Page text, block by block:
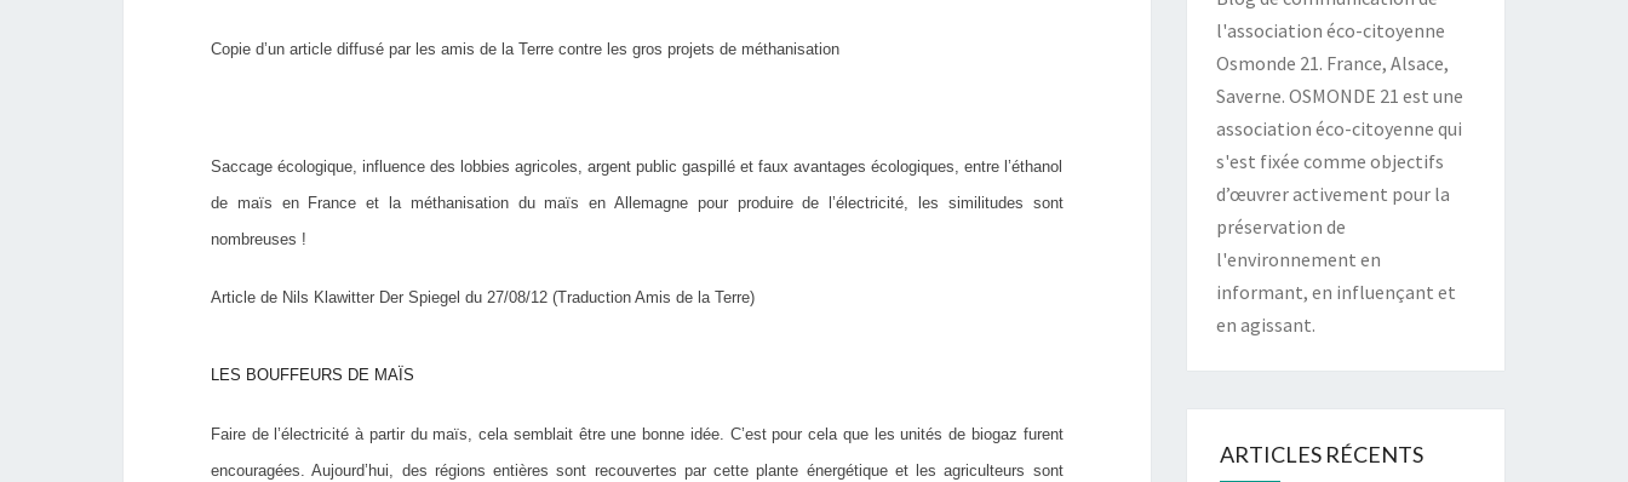
NE
Copie d’un article diffusé par les amis de la Terre contre les gros projets de méthanisation
Saccage écologique, influence des lobbies agricoles, argent public gaspillé et faux avantages écologiques, entre l’éthanol
de maïs en France et la méthanisation du maïs en Allemagne pour produire de l’électricité, les similitudes sont
nombreuses !
Article de Nils Klawitter Der Spiegel du 27/08/12 (Traduction Amis de la Terre)
LES BOUFFEURS DE MAÏS
Faire de l’électricité à partir du maïs, cela semblait être une bonne idée. C’est pour cela que les unités de biogaz furent
encouragées. Aujourd’hui, des régions entières sont recouvertes par cette plante énergétique et les agriculteurs sont
l'association éco-citoyenne
Osmonde 21. France, Alsace,
Saverne. OSMONDE 21 est une
association éco-citoyenne qui
s'est fixée comme objectifs
d’œuvrer activement pour la
préservation de
l'environnement en
informant, en influençant et
en agissant.
ARTICLES RÉCENTS